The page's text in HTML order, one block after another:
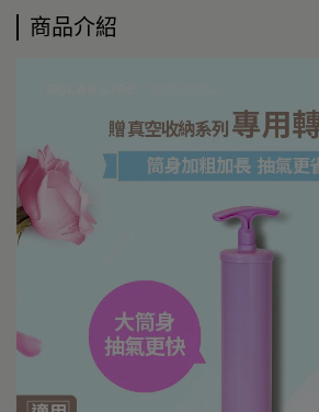
商品介紹